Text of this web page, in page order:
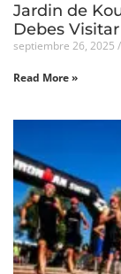
Jardin de
Debes
septiembre 26, 2025
Read More »